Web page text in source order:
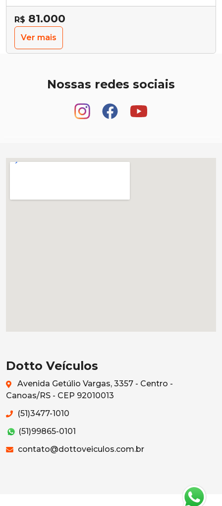
R$ 81.000
Ver mais
Nossas redes sociais
Dotto Veículos
Avenida Getúlio Vargas, 3357 - Centro -
Canoas/RS - CEP 92010013
(51)3477-1010
(51)99865-0101
contato@dottoveiculos.com.br